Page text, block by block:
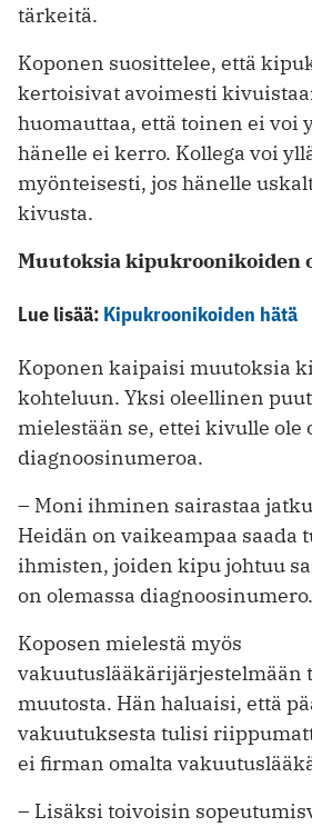
tärkeitä.
Koponen suosittelee, että
kertoisivat avoimesti
huomauttaa, että toinen ei voi
hänelle ei kerro. Kollega voi
myönteisesti, jos hänelle
kivusta.
Muutoksia kipukroonikoiden
Lue lisää: Kipukroonikoiden hätä
Koponen kaipaisi muutoksia
kohteluun. Yksi oleellinen
mielestään se, ettei kivulle ole
diagnoosinumeroa.
– Moni ihminen sairastaa
Heidän on vaikeampaa saada
ihmisten, joiden kipu johtuu
on olemassa diagnoosinumero.
Koposen mielestä myös
vakuutuslääkärijärjestelmään
muutosta. Hän haluaisi, että
vakuutuksesta tulisi
ei firman omalta
– Lisäksi toivoisin